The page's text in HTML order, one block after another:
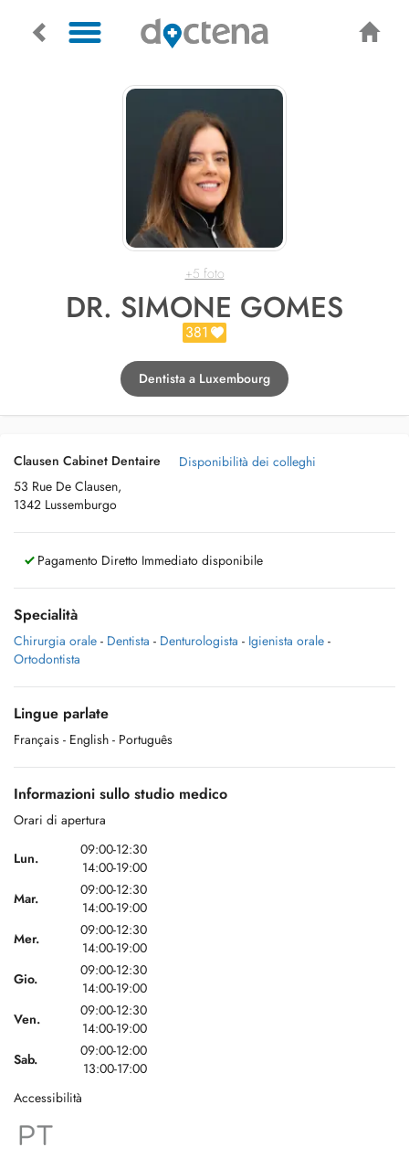
+5 foto
DR. SIMONE GOMES
381
Dentista a Luxembourg
Clausen Cabinet Dentaire
53 Rue De Clausen,
1342 Lussemburgo
Disponibilità dei colleghi
Pagamento Diretto Immediato disponibile
Specialità
Chirurgia orale - Dentista - Denturologista - Igienista orale -
Ortodontista
Lingue parlate
Français - English - Português
Informazioni sullo studio medico
Orari di apertura
Lun.
09:00-12:30
14:00-19:00
Mar.
09:00-12:30
14:00-19:00
Mer.
09:00-12:30
14:00-19:00
Gio.
09:00-12:30
14:00-19:00
Ven.
09:00-12:30
14:00-19:00
Sab.
09:00-12:00
13:00-17:00
Accessibilità